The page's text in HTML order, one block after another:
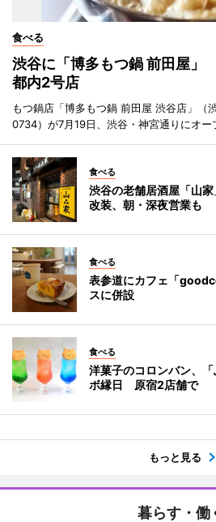
食べる
渋谷に「博多もつ鍋 前田屋」
都内2号店
もつ鍋店「博多もつ鍋 前田屋 渋谷店」
0734）が7月19日、渋谷・神宮通りにオー
食べる
渋谷の老舗居酒屋「山
改装、朝・深夜営業も
食べる
表参道にカフェ「
スに併設
食べる
洋菓子のコロンバン、
ボ縁日 原宿2店舗で
もっと見る
暮らす・働